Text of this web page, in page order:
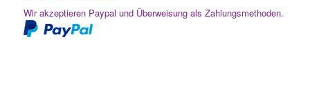
Wir akzeptieren Paypal und Überweisung als Zahlungsmethoden.